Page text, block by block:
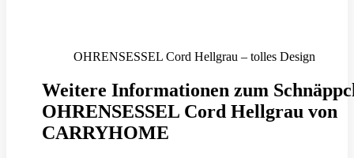
OHRENSESSEL Cord Hellgrau – tolles Design
Weitere Informationen zum
OHRENSESSEL Cord Hellgrau von
CARRYHOME